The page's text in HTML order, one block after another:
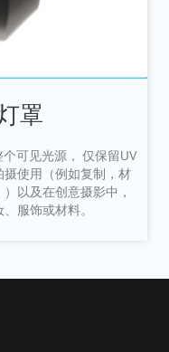
罩
可见光源， 仅保留UV
使用（例如复制，材
以及在创意摄影中，
服饰或材料。